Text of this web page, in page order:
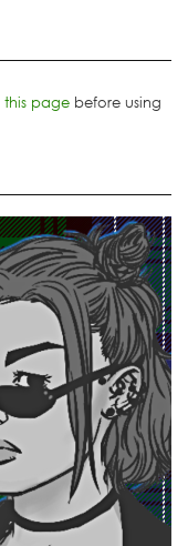
this page before using